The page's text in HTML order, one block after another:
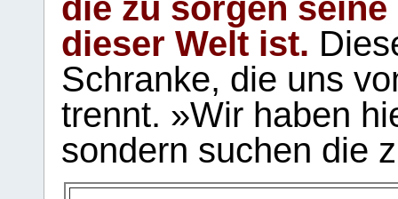
dieser Welt ist.
Schranke, die uns
trennt. »Wir haben
sondern suchen die